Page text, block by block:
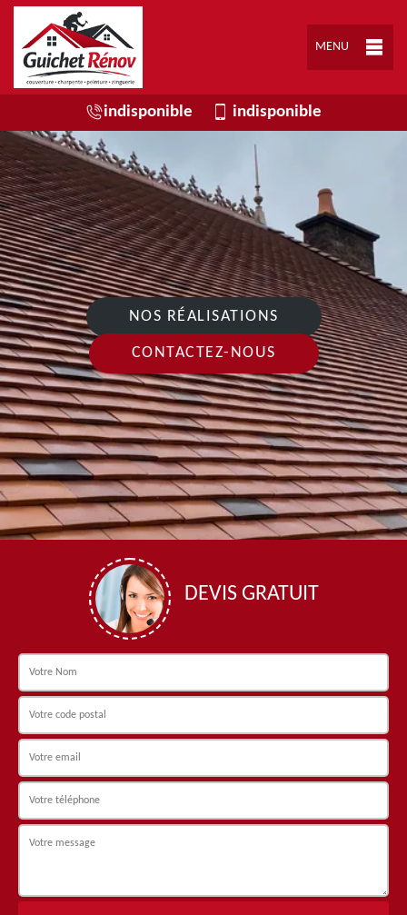
MENU
indisponible indisponible
NOS RÉALISATIONS
CONTACTEZ-NOUS
DEVIS GRATUIT